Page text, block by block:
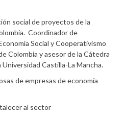
social de proyectos de la
Coordinador de
Social y Cooperativismo
Colombia y asesor de la Cátedra
Castilla-La Mancha.
de empresas de economía
al sector